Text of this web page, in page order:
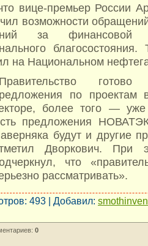
вице-премьер России
возможности
за
на Национальном
готово
по проектам
более того — уже
предложения
будут и другие
Дворкович. При
что
рассматривать».
: 493 | Добавил:
: 0